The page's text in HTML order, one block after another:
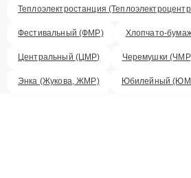
Теплоэлектростанция
Фестивальный (ФМР) Хлопчато-
Центральный (ЦМР) Черемушки
Энка (Жукова, ЖМР) Юбилейный